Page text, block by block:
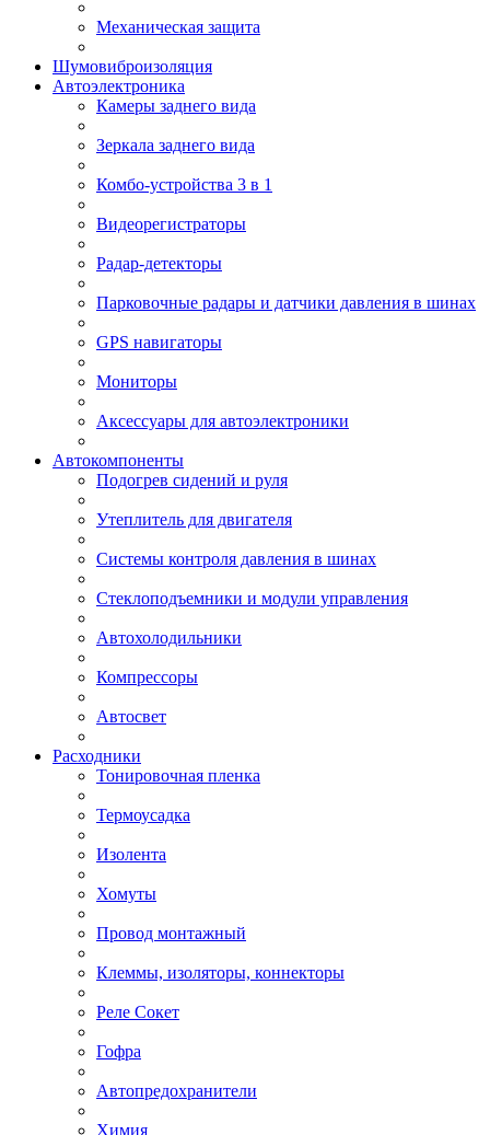
Механическая защита
Шумовиброизоляция
Автоэлектроника
Камеры заднего вида
Зеркала заднего вида
Комбо-устройства 3 в 1
Видеорегистраторы
Радар-детекторы
Парковочные радары и датчики давления в шинах
GPS навигаторы
Мониторы
Аксессуары для автоэлектроники
Автокомпоненты
Подогрев сидений и руля
Утеплитель для двигателя
Системы контроля давления в шинах
Стеклоподъемники и модули управления
Автохолодильники
Компрессоры
Автосвет
Расходники
Тонировочная пленка
Термоусадка
Изолента
Хомуты
Провод монтажный
Клеммы, изоляторы, коннекторы
Реле Сокет
Гофра
Автопредохранители
Химия